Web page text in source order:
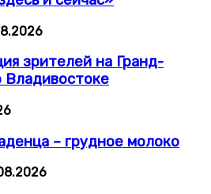
зрителей на Гранд-
– грудное молоко